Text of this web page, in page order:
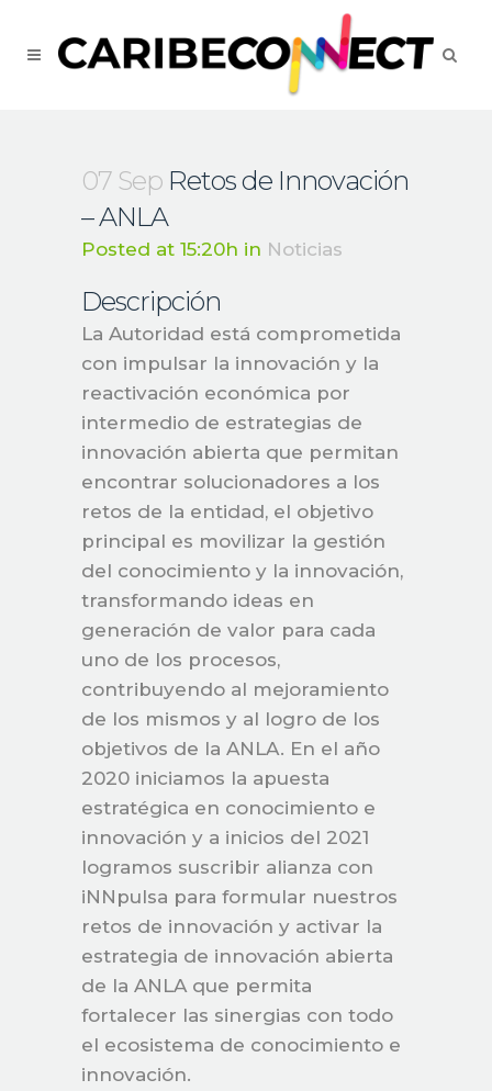
07 Sep Retos de Innovación
– ANLA
Posted at 15:20h in Noticias
Descripción
La Autoridad está comprometida
con impulsar la innovación y la
reactivación económica por
intermedio de estrategias de
innovación abierta que permitan
encontrar solucionadores a los
retos de la entidad, el objetivo
principal es movilizar la gestión
del conocimiento y la innovación,
transformando ideas en
generación de valor para cada
uno de los procesos,
contribuyendo al mejoramiento
de los mismos y al logro de los
objetivos de la ANLA. En el año
2020 iniciamos la apuesta
estratégica en conocimiento e
innovación y a inicios del 2021
logramos suscribir alianza con
iNNpulsa para formular nuestros
retos de innovación y activar la
estrategia de innovación abierta
de la ANLA que permita
fortalecer las sinergias con todo
el ecosistema de conocimiento e
innovación.